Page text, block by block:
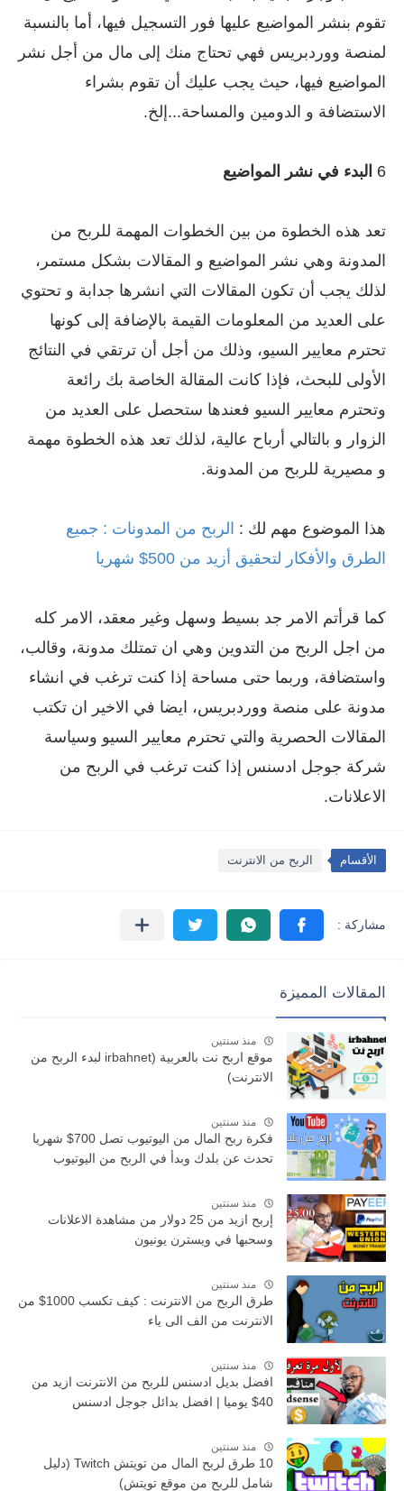
تقوم بنشر المواضيع عليها فور التسجيل فيها، أما بالنسبة
لمنصة ووردبريس فهي تحتاج منك إلى مال من أجل نشر
المواضيع فيها، حيث يجب عليك أن تقوم بشراء
الاستضافة و الدومين والمساحة...إلخ.
6 البدء في نشر المواضيع
تعد هذه الخطوة من بين الخطوات المهمة للربح من
المدونة وهي نشر المواضيع و المقالات بشكل مستمر،
لذلك يجب أن تكون المقالات التي انشرها جدابة و تحتوي
على العديد من المعلومات القيمة بالإضافة إلى كونها
تحترم معايير السيو، وذلك من أجل أن ترتقي في النتائج
الأولى للبحث، فإذا كانت المقالة الخاصة بك رائعة
وتحترم معايير السيو فعندها ستحصل على العديد من
الزوار و بالتالي أرباح عالية، لذلك تعد هذه الخطوة مهمة
و مصيرية للربح من المدونة.
هذا الموضوع مهم لك : الربح من المدونات : جميع
الطرق والأفكار لتحقيق أزيد من 500$ شهريا
كما قرأتم الامر جد بسيط وسهل وغير معقد، الامر كله
من اجل الربح من التدوين وهي ان تمتلك مدونة، وقالب،
واستضافة، وربما حتى مساحة إذا كنت ترغب في انشاء
مدونة على منصة ووردبريس، ايضا في الاخير ان تكتب
المقالات الحصرية والتي تحترم معايير السيو وسياسة
شركة جوجل ادسنس إذا كنت ترغب في الربح من
الاعلانات.
الأقسام الربح من الانترنت
المقالات المميزة
منذ سنتين
موقع اربح نت بالعربية (irbahnet لبدء الربح من
الانترنت)
منذ سنتين
فكرة ربح المال من اليوتيوب تصل 700$ شهريا
تحدث عن بلدك وبدأ في الربح من اليوتيوب
منذ سنتين
إربح ازيد من 25 دولار من مشاهدة الاعلانات
وسحبها في ويسترن يونيون
منذ سنتين
طرق الربح من الانترنت : كيف تكسب 1000$ من
الانترنت من الف الى ياء
منذ سنتين
افضل بديل ادسنس للربح من الانترنت ازيد من
40$ يوميا | افضل بدائل جوجل ادسنس
منذ سنتين
10 طرق لربح المال من تويتش Twitch (دليل
شامل للربح من موقع تويتش)